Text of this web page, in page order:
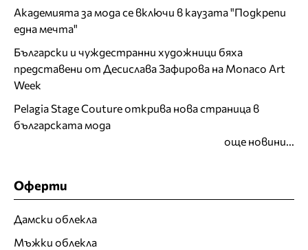
Академията за мода се включи в каузата "Подкрепи
една мечта"
Български и чуждестранни художници бяха
представени от Десислава Зафирова на Monaco Art
Week
Pelagia Stage Couture открива нова страница в
българската мода
още новини...
Оферти
Дамски облекла
Мъжки облекла